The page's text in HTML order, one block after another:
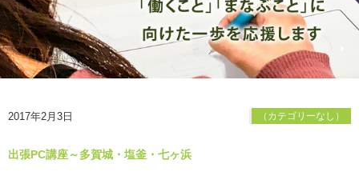
2017年2月3日 （カテゴリーなし）
出張PC講座～多賀城・塩釜・七ヶ浜